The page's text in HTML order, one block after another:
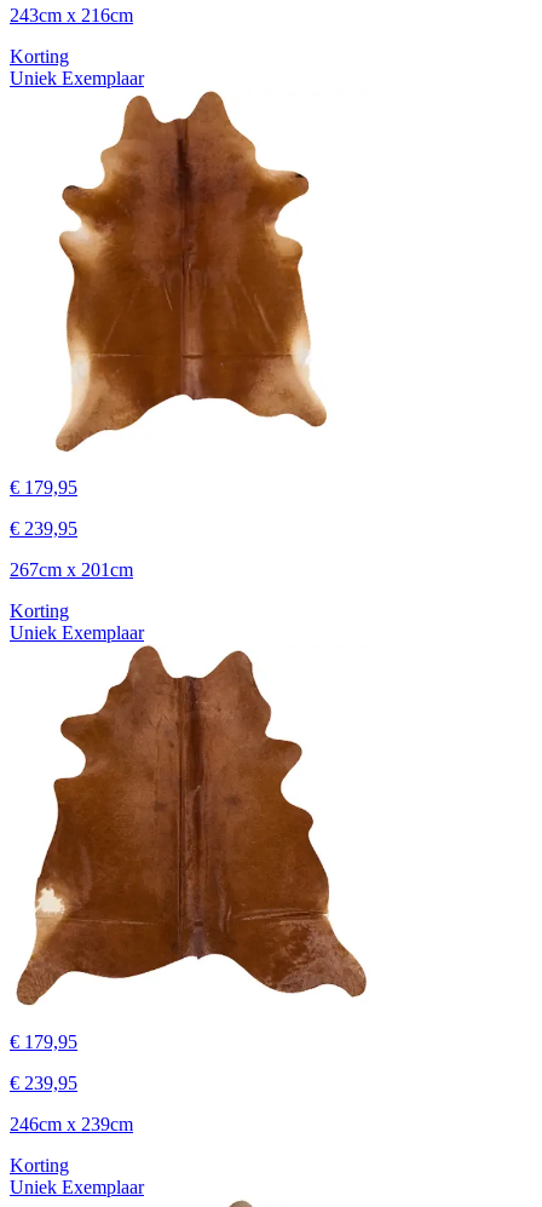
243cm x 216cm
Korting
Uniek Exemplaar
€ 179,95
€ 239,95
267cm x 201cm
Korting
Uniek Exemplaar
€ 179,95
€ 239,95
246cm x 239cm
Korting
Uniek Exemplaar